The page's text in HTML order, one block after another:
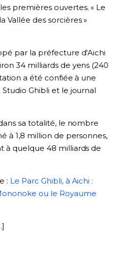
premières ouvertes. « Le
Vallée des sorcières »
par la préfecture d’Aichi
34 milliards de yens (240
a été confiée à une
Ghibli et le journal
sa totalité, le nombre
à 1,8 million de personnes,
à quelque 48 milliards de
: Le Parc Ghibli, à Aichi :
ou le Royaume